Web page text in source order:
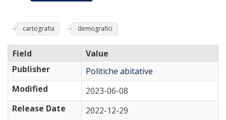
cartografia demografici
Field
Value
Publisher
Politiche abitative
Modified
2023-06-08
Release Date
2022-12-29